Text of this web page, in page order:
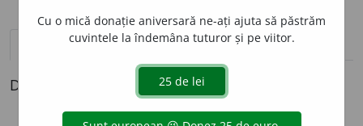
definiții (1) pronunțievolume_up (50)
Definiția cu ID-ul 954193:
Cu o mică donație aniversară ne-ați ajuta să păstrăm
cuvintele la îndemâna tuturor și pe viitor.